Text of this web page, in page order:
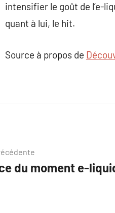
intensifier le goût de l’e-
quant à lui, le hit.
Source à propos de
du moment e-